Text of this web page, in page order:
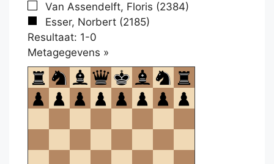
Van Assendelft, Floris (2384)
Esser, Norbert (2185)
Resultaat: 1-0
Metagegevens »
om
te
openen.